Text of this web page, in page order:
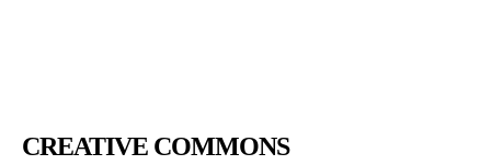
CREATIVE COMMONS